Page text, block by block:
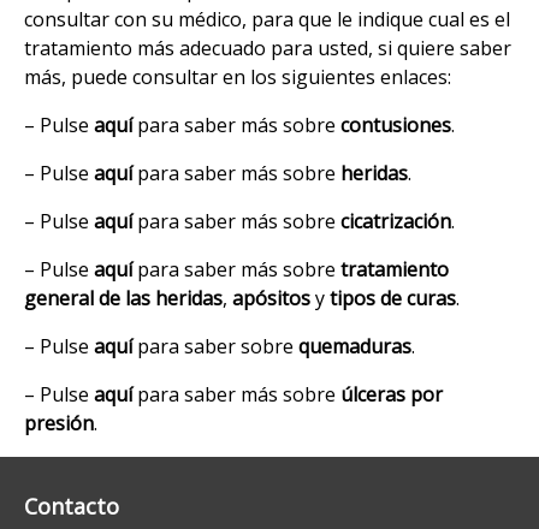
consultar con su médico, para que le indique cual es el
tratamiento más adecuado para usted, si quiere saber
más, puede consultar en los siguientes enlaces:
– Pulse aquípara saber más sobre contusiones.
– Pulse aquípara saber más sobre heridas.
– Pulse aquí para saber más sobre cicatrización.
– Pulse aquí para saber más sobre tratamiento
general de las heridas, apósitosytipos de curas.
– Pulse aquípara saber sobre quemaduras.
– Pulse aquípara saber más sobre úlceras por
presión.
Contacto